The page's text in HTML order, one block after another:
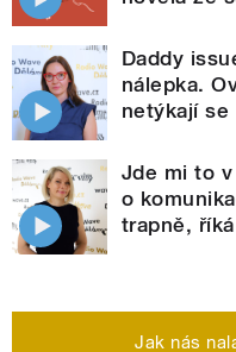
Daddy
nálepka.
netýkají se
Jde mi to
o
trapně,
Jak nás